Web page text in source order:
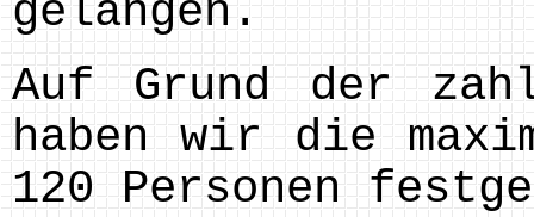
gelangen.
Auf Grund der
haben wir die
120 Personen